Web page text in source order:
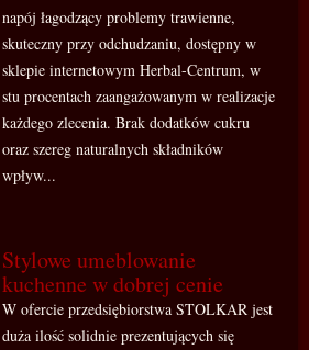
napój łagodzący problemy trawienne,
skuteczny przy odchudzaniu, dostępny w
sklepie internetowym Herbal-Centrum, w
stu procentach zaangażowanym w realizacje
każdego zlecenia. Brak dodatków cukru
oraz szereg naturalnych składników
wpływ...
Stylowe umeblowanie
kuchenne w dobrej cenie
W ofercie przedsiębiorstwa STOLKAR jest
duża ilość solidnie prezentujących się